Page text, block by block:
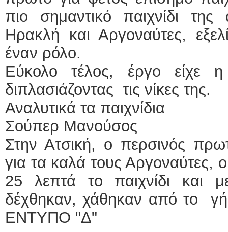
πιο σημαντικό παιχνίδι
Ηρακλή και Αργοναύτες,
έναν ρόλο.
Εύκολο τέλος, έργο είχε
διπλασιάζοντας τις νίκες της.
Αναλυτικά τα παιχνίδια
Σούπερ Μανούσος
Στην Ατσική, ο περσινός
για τα καλά τους Αργοναύτες,
25 λεπτά το παιχνίδι και
δέχθηκαν, χάθηκαν από το
ΕΝΤΥΠΟ "Δ"